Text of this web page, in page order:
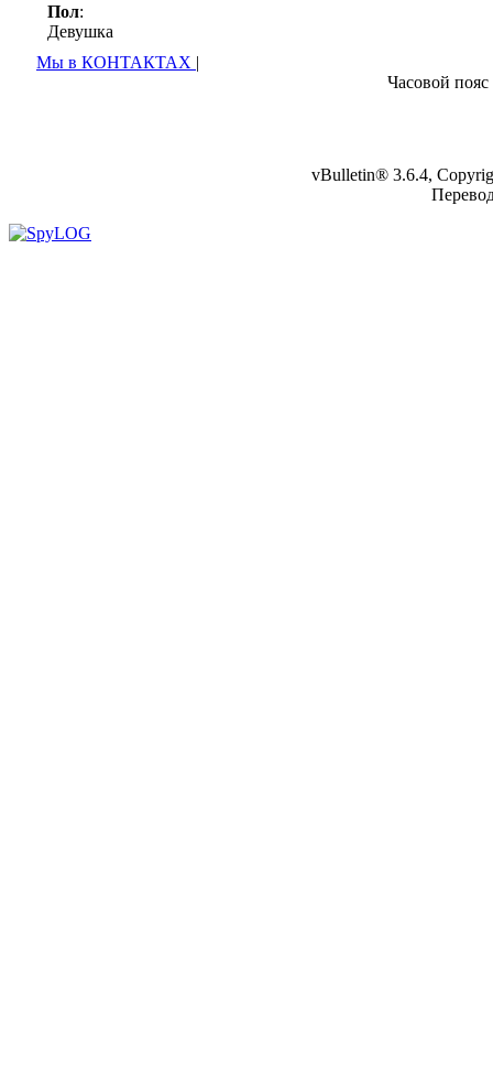
Пол:
Девушка
Мы в КОНТАКТАХ |
Часовой
vBulletin® 3.6.4,